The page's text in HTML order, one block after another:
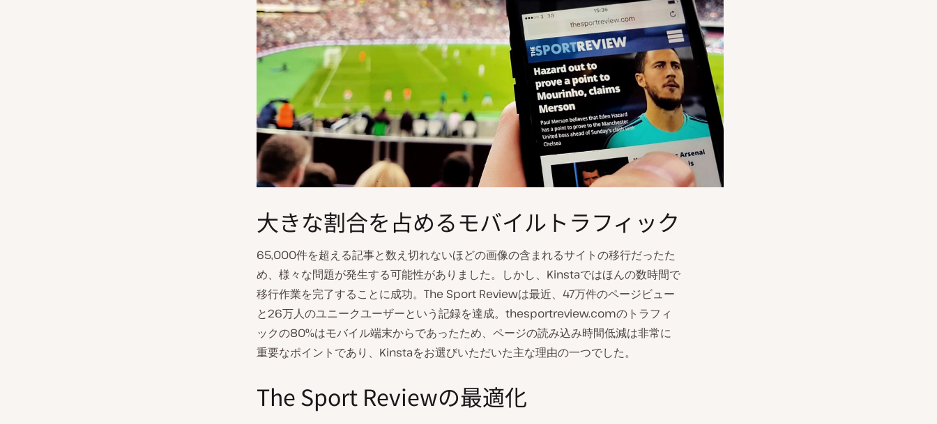
大きな割合を占めるモバイルトラフィック
65,000件を超える記事と数え切れないほどの画像の含まれるサイトの移行だったた
め、様々な問題が発生する可能性がありました。しかし、Kinstaではほんの数時間で
移行作業を完了することに成功。The Sport Reviewは最近、47万件のページビュー
と26万人のユニークユーザーという記録を達成。thesportreview.comのトラフィ
ックの80%はモバイル端末からであったため、ページの読み込み時間低減は非常に
重要なポイントであり、Kinstaをお選びいただいた主な理由の一つでした。
The Sport Reviewの最適化